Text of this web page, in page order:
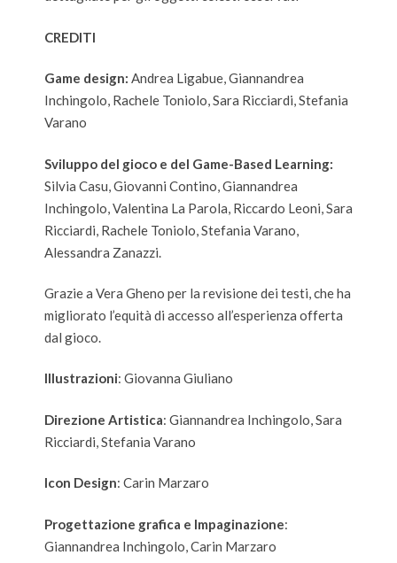
CREDITI
Game design: Andrea Ligabue, Giannandrea
Inchingolo, Rachele Toniolo, Sara Ricciardi, Stefania
Varano
Sviluppo del gioco e del Game-Based Learning:
Silvia Casu, Giovanni Contino, Giannandrea
Inchingolo, Valentina La Parola, Riccardo Leoni, Sara
Ricciardi, Rachele Toniolo, Stefania Varano,
Alessandra Zanazzi.
Grazie a Vera Gheno per la revisione dei testi, che ha
migliorato l’equità di accesso all’esperienza offerta
dal gioco.
Illustrazioni: Giovanna Giuliano
Direzione Artistica: Giannandrea Inchingolo, Sara
Ricciardi, Stefania Varano
Icon Design: Carin Marzaro
Progettazione grafica e Impaginazione:
Giannandrea Inchingolo, Carin Marzaro